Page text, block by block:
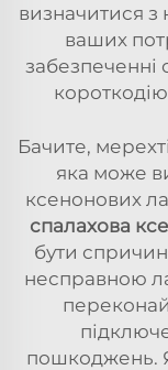
визначитися
ваших
забезпеченні
Бачите,
яка може
ксенонових
спалахова
бути
несправною
пошкоджень.